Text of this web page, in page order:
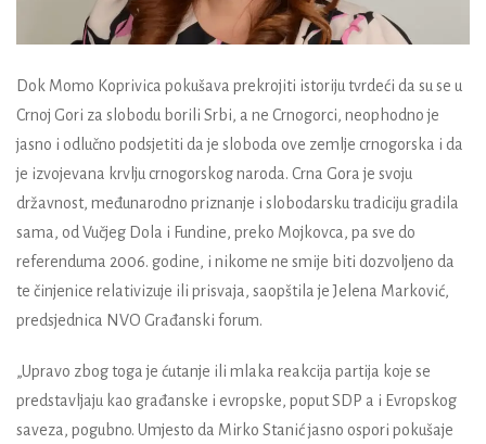
Dok Momo Koprivica pokušava prekrojiti istoriju tvrdeći da su se u
Crnoj Gori za slobodu borili Srbi, a ne Crnogorci, neophodno je
jasno i odlučno podsjetiti da je sloboda ove zemlje crnogorska i da
je izvojevana krvlju crnogorskog naroda. Crna Gora je svoju
državnost, međunarodno priznanje i slobodarsku tradiciju gradila
sama, od Vučjeg Dola i Fundine, preko Mojkovca, pa sve do
referenduma 2006. godine, i nikome ne smije biti dozvoljeno da
te činjenice relativizuje ili prisvaja, saopštila je Jelena Marković,
predsjednica NVO Građanski forum.
„Upravo zbog toga je ćutanje ili mlaka reakcija partija koje se
predstavljaju kao građanske i evropske, poput SDP a i Evropskog
saveza, pogubno. Umjesto da Mirko Stanić jasno ospori pokušaje